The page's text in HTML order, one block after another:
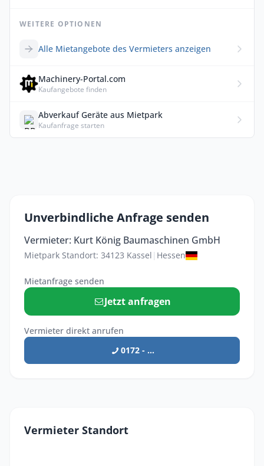
WEITERE OPTIONEN
Alle Mietangebote des Vermieters anzeigen
Machinery-Portal.com
Kaufangebote finden
Abverkauf Geräte aus Mietpark
Kaufanfrage starten
Unverbindliche Anfrage senden
Vermieter: Kurt König Baumaschinen GmbH
Mietpark Standort: 34123 Kassel | Hessen
Mietanfrage senden
Jetzt anfragen
Vermieter direkt anrufen
0172 - ...
Vermieter Standort